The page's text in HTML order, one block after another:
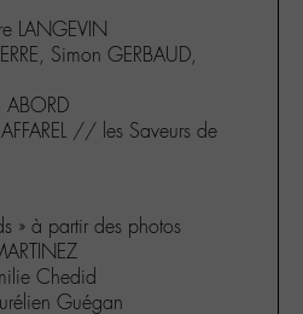
LANGEVIN
Simon GERBAUD,
ABORD
// les Saveurs de
» à partir des photos
Chedid
Guégan